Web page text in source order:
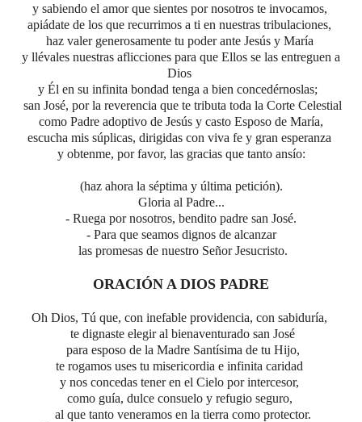
y sabiendo el amor que sientes por nosotros te invocamos,
apiádate de los que recurrimos a ti en nuestras tribulaciones,
haz valer generosamente tu poder ante Jesús y María
y llévales nuestras aflicciones para que Ellos se las entreguen a
Dios
y Él en su infinita bondad tenga a bien concedérnoslas;
san José, por la reverencia que te tributa toda la Corte Celestial
como Padre adoptivo de Jesús y casto Esposo de María,
escucha mis súplicas, dirigidas con viva fe y gran esperanza
y obtenme, por favor, las gracias que tanto ansío:
(haz ahora la séptima y última petición).
Gloria al Padre...
- Ruega por nosotros, bendito padre san José.
- Para que seamos dignos de alcanzar
las promesas de nuestro Señor Jesucristo.
ORACIÓN A DIOS PADRE
Oh Dios, Tú que, con inefable providencia, con sabiduría,
te dignaste elegir al bienaventurado san José
para esposo de la Madre Santísima de tu Hijo,
te rogamos uses tu misericordia e infinita caridad
y nos concedas tener en el Cielo por intercesor,
como guía, dulce consuelo y refugio seguro,
al que tanto veneramos en la tierra como protector.